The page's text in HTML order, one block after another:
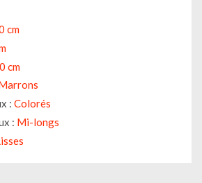
cm
cm
: Colorés
: Mi-longs